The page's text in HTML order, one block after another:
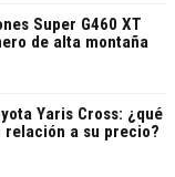
Super G460 XT
de alta montaña
Yaris Cross: ¿qué
relación a su precio?